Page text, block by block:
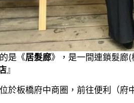
是《居髮廊》，是一間連鎖髮廊
』
於板橋府中商圈，前往便利（府